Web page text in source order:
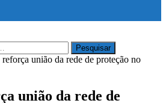
união da rede de proteção no
união da rede de